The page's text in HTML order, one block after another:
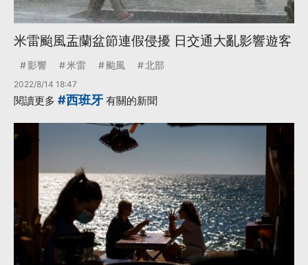
米雷颱風盂蘭盆節連假侵擾 日交通大亂影響遊客
影響 米雷 颱風 北部
2022/8/14 18:47
閱讀更多 #西班牙 有關的新聞